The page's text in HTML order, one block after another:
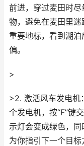
前进，穿过麦田时
物，避免在麦田里
重要地标，看到湖
偏。
>
>2. 激活风车发电机
个发电机，按“F”键
示灯会变成绿色，同
为你指引下一个目